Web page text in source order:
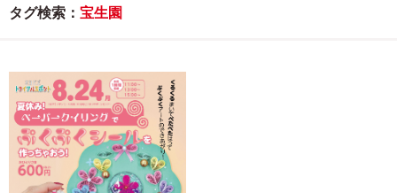
タグ検索： 宝生園